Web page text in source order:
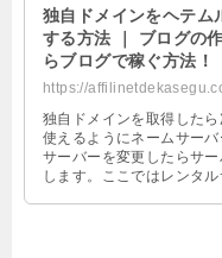
独自ドメインをヘテム
する方法 ｜ ブログの
らブログで稼ぐ方法！
https://
独自ドメインを取得した
使えるようにネームサー
サーバーを変更したらサ
します。ここではレンタ